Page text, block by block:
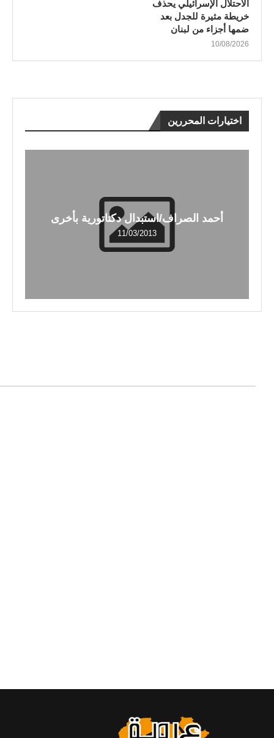
الاحتلال الإسرائيلي يحذف
خريطة مثيرة للجدل بعد
ضمها أجزاء من لبنان
10/08/2026
اختيارات المحررين
أحمد الصراف/استبدال دكتاتورية بأخرى
11/03/2013